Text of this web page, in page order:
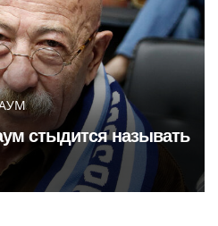
стыдится называть